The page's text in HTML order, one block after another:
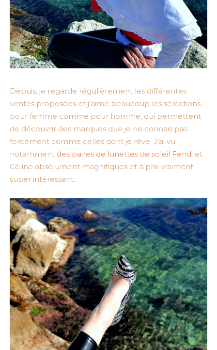
Depuis, je regarde régulièrement les différentes
ventes proposées et j’aime beaucoup les sélections
pour femme comme pour homme, qui permettent
de découvrir des marques que je ne connais pas
forcément comme celles dont je rêve. J’ai vu
notamment des paires de lunettes de soleil Fendi et
Céline absolument magnifiques et à prix vraiment
super intéressant.